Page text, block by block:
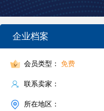
企业档案
会员类型： 免费
联系卖家：
所在地区：